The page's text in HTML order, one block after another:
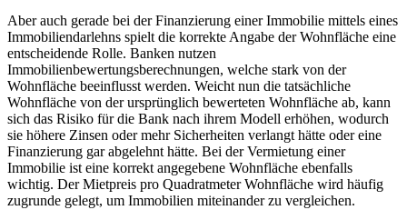
Aber auch gerade bei der Finanzierung einer Immobilie mittels eines
Immobiliendarlehns spielt die korrekte Angabe der Wohnfläche eine
entscheidende Rolle. Banken nutzen
Immobilienbewertungsberechnungen, welche stark von der
Wohnfläche beeinflusst werden. Weicht nun die tatsächliche
Wohnfläche von der ursprünglich bewerteten Wohnfläche ab, kann
sich das Risiko für die Bank nach ihrem Modell erhöhen, wodurch
sie höhere Zinsen oder mehr Sicherheiten verlangt hätte oder eine
Finanzierung gar abgelehnt hätte. Bei der Vermietung einer
Immobilie ist eine korrekt angegebene Wohnfläche ebenfalls
wichtig. Der Mietpreis pro Quadratmeter Wohnfläche wird häufig
zugrunde gelegt, um Immobilien miteinander zu vergleichen.